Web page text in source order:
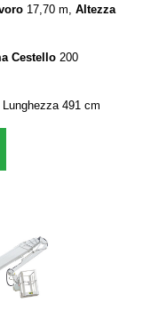
17,70 m, Altezza
Cestello 200
491 cm